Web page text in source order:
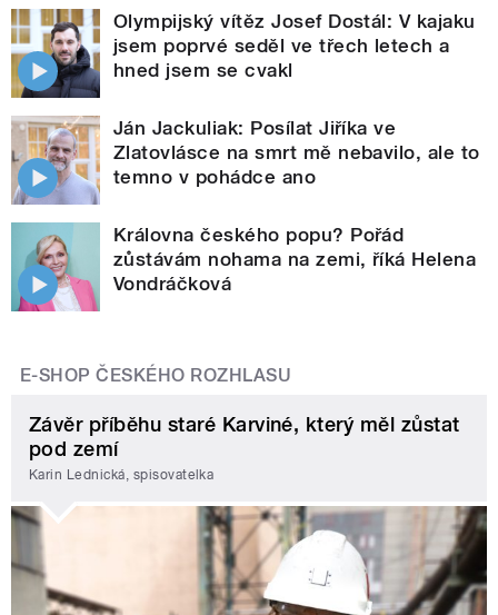
Olympijský vítěz Josef Dostál: V kajaku
jsem poprvé seděl ve třech letech a
hned jsem se cvakl
Ján Jackuliak: Posílat Jiříka ve
Zlatovlásce na smrt mě nebavilo, ale to
temno v pohádce ano
Královna českého popu? Pořád
zůstávám nohama na zemi, říká Helena
Vondráčková
E-SHOP ČESKÉHO ROZHLASU
Závěr příběhu staré Karviné, který měl zůstat
pod zemí
Karin Lednická, spisovatelka